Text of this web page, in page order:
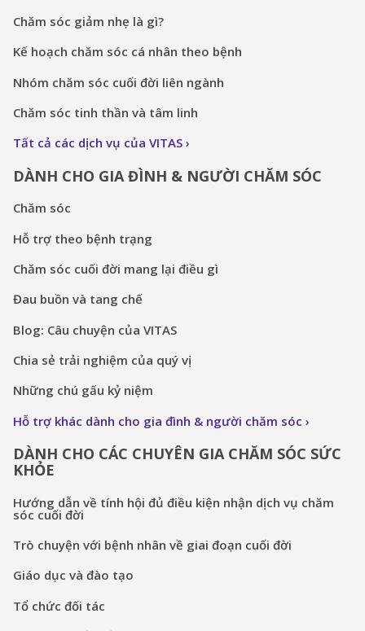
Chăm sóc giảm nhẹ là gì?
Kế hoạch chăm sóc cá nhân theo bệnh
Nhóm chăm sóc cuối đời liên ngành
Chăm sóc tinh thần và tâm linh
Tất cả các dịch vụ của VITAS
DÀNH CHO GIA ĐÌNH & NGƯỜI CHĂM SÓC
Chăm sóc
Hỗ trợ theo bệnh trạng
Chăm sóc cuối đời mang lại điều gì
Đau buồn và tang chế
Blog: Câu chuyện của VITAS
Chia sẻ trải nghiệm của quý vị
Những chú gấu kỷ niệm
Hỗ trợ khác dành cho gia đình & người chăm sóc
DÀNH CHO CÁC CHUYÊN GIA CHĂM SÓC SỨC
KHỎE
Hướng dẫn về tính hội đủ điều kiện nhận dịch vụ chăm
sóc cuối đời
Trò chuyện với bệnh nhân về giai đoạn cuối đời
Giáo dục và đào tạo
Tổ chức đối tác